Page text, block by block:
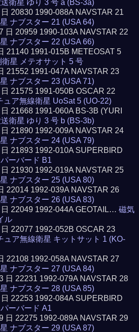
衛星 ゆり 3 号 a (BS-3a)
20830 1990-088A NAVSTAR 21
ナブスター 21 (USA 64)
日 20959 1990-103A NAVSTAR 22
ナブスター 22 (USA 66)
21140 1991-015B METEOSAT 5
星 メテオサット 5 号
21552 1991-047A NAVSTAR 23
ナブスター 23 (USA 71)
21575 1991-050B OSCAR 22
ュア無線衛星 UoSat 5 (UO-22)
21668 1991-060A BS-3B (YURI
衛星 ゆり 3 号 b (BS-3b)
21890 1992-009A NAVSTAR 24
ナブスター 24 (USA 79)
21893 1992-010A SUPERBIRD
ーバード B1
21930 1992-019A NAVSTAR 25
ナブスター 25 (USA 80)
22014 1992-039A NAVSTAR 26
ナブスター 26 (USA 83)
日 22049 1992-044A GEOTAIL…磁気
ル
22077 1992-052B OSCAR 23
ュア無線衛星 キットサット 1 (KO-
22108 1992-058A NAVSTAR 27
ナブスター 27 (USA 84)
日 22231 1992-079A NAVSTAR 28
ナブスター 28 (USA 85)
22253 1992-084A SUPERBIRD
ーバード A1
日 22275 1992-089A NAVSTAR 29
ナブスター 29 (USA 87)